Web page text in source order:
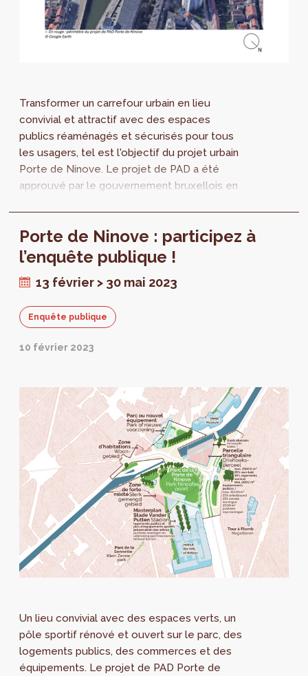
Transformer un carrefour urbain en lieu
convivial et attractif avec des espaces
publics réaménagés et sécurisés pour tous
les usagers, tel est l'objectif du projet urbain
Porte de Ninove. Le projet de PAD a été
approuvé par le gouvernement bruxellois en
organisée au printemps de 2023.
Porte de Ninove : participez à
l’enquête publique !
13 février > 30 mai 2023
Enquête publique
10 février 2023
Un lieu convivial avec des espaces verts, un
pôle sportif rénové et ouvert sur le parc, des
logements publics, des commerces et des
équipements. Le projet de PAD Porte de